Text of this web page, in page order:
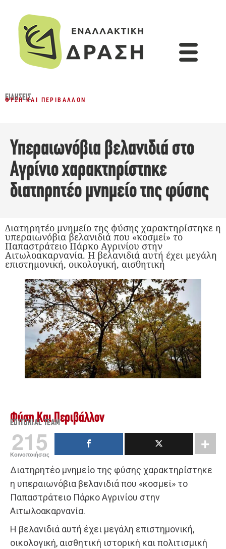
ΕΙΔΉΣΕΙΣ
ΦΎΣΗ ΚΑΙ ΠΕΡΙΒΆΛΛΟΝ
Υπεραιωνόβια βελανιδιά στο
Αγρίνιο χαρακτηρίστηκε
διατηρητέο μνημείο της φύσης
Διατηρητέο μνημείο της φύσης χαρακτηρίστηκε η
υπεραιωνόβια βελανιδιά που «κοσμεί» το
Παπαστράτειο Πάρκο Αγρινίου στην
Αιτωλοακαρνανία. Η βελανιδιά αυτή έχει μεγάλη
επιστημονική, οικολογική, αισθητική
Φύση Και Περιβάλλον
EDITORIAL TEAM
215
Κοινοποιήσεις
Διατηρητέο μνημείο της φύσης χαρακτηρίστηκε
η υπεραιωνόβια βελανιδιά που «κοσμεί» το
Παπαστράτειο Πάρκο Αγρινίου στην
Αιτωλοακαρνανία.
Η βελανιδιά αυτή έχει μεγάλη επιστημονική,
οικολογική, αισθητική ιστορική και πολιτισμική